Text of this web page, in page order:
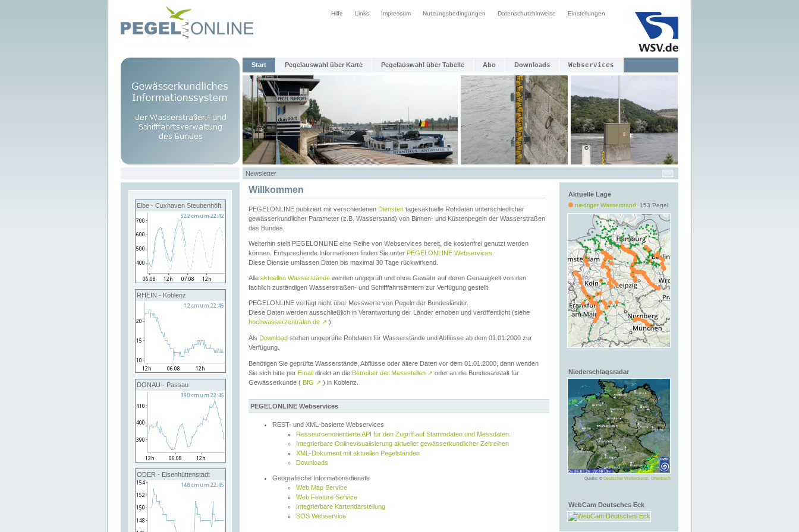
Hilfe Links Impressum Nutzungsbedingungen Datenschutzhinweise Einstellungen
Start Pegelauswahl über Karte Pegelauswahl über Tabelle Abo Downloads Webservices
Newsletter
Elbe - Cuxhaven Steubenhöft
RHEIN - Koblenz
DONAU - Passau
ODER - Eisenhüttenstadt
Aktuelle Lage
niedriger Wasserstand: 153 Pegel
Niederschlagsradar
Quelle: © Deutscher Wetterdienst, Offenbach
WebCam Deutsches Eck
Willkommen
PEGELONLINE publiziert mit verschiedenen Diensten tagesaktuelle Rohdaten unterschiedlicher
gewässerkundlicher Parameter (z.B. Wasserstand) von Binnen- und Küstenpegeln der Wasserstraßen
des Bundes.
Weiterhin stellt PEGELONLINE eine Reihe von Webservices bereit, die kostenfrei genutzt werden
können. Entsprechende Informationen finden Sie unter PEGELONLINE Webservices
Diese Dienste umfassen Daten bis maximal 30 Tage rückwirkend.
Alle aktuellen Wasserstände werden ungeprüft und ohne Gewähr auf deren Genauigkeit von den
fachlich zuständigen Wasserstraßen- und Schifffahrtsämtern zur Verfügung gestellt.
PEGELONLINE verfügt nicht über Messwerte von Pegeln der Bundesländer.
Diese Daten werden ausschließlich in Verantwortung der Länder erhoben und veröffentlicht (siehe
hochwasserzentralen.de ↗ ).
Als Download stehen ungeprüfte Rohdaten für Wasserstände und Abflüsse ab dem 01.01.2000 zur
Verfügung.
Benötigen Sie geprüfte Wasserstände, Abflüsse oder ältere Daten vor dem 01.01.2000, dann wenden
Sie sich bitte per Email direkt an die Betreiber der Messstellen ↗ oder an die Bundesanstalt für
Gewässerkunde ( BfG ↗ ) in Koblenz.
PEGELONLINE Webservices
REST- und XML-basierte Webservices
Ressourcenorientierte API für den Zugriff auf Stammdaten und Messdaten.
Integrierbare Onlinevisualisierung aktueller gewässerkundlicher Zeitreihen
XML-Dokument mit aktuellen Pegelständen
Downloads
Geografische Informationsdienste
Web Map Service
Web Feature Service
Integrierbare Kartendarstellung
SOS Webservice